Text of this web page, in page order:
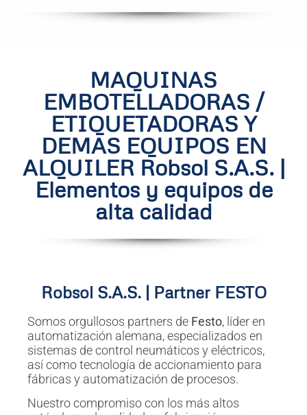
MAQUINAS
EMBOTELLADORAS /
ETIQUETADORAS Y
DEMAS EQUIPOS EN
ALQUILER Robsol S.A.S. |
Elementos y equipos de
alta calidad
Robsol S.A.S. | Partner FESTO
Somos orgullosos partners de Festo, líder en
automatización alemana, especializados en
sistemas de control neumáticos y eléctricos,
así como tecnología de accionamiento para
fábricas y automatización de procesos.
Nuestro compromiso con los más altos